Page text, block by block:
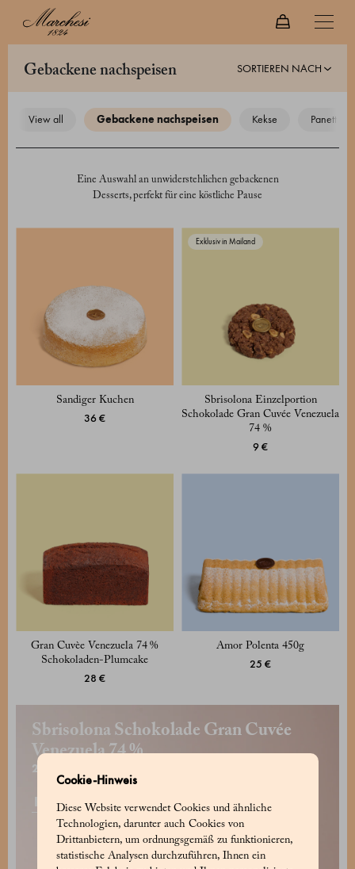
Cookie-Hinweis
Diese Website verwendet Cookies und ähnliche
Technologien, darunter auch Cookies von
Drittanbietern, um ordnungsgemäß zu funktionieren,
statistische Analysen durchzuführen, Ihnen ein
gebackene nachspeisen SORTIEREN NACH
view all gebackene nachspeisen kekse panettoni
Eine Auswahl an unwiderstehlichen gebackenen
Desserts, perfekt für eine köstliche Pause
Sandiger Kuchen
36 €
Exklusiv in Mailand
Sbrisolona Einzelportion
Schokolade Gran Cuvée Venezuela
74 %
9 €
Gran Cuvèe Venezuela 74 %
Schokoladen‑Plumcake
28 €
Amor Polenta 450g
25 €
Sbrisolona Schokolade Gran Cuvée
Venezuela 74 %
26 €
Kaufen